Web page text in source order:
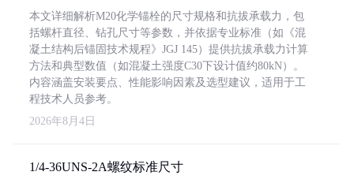
本文详细解析M20化学锚栓的尺寸规格和抗拔承载力，包
括螺杆直径、钻孔尺寸等参数，并依据专业标准（如《混
凝土结构后锚固技术规程》JGJ 145）提供抗拔承载力计算
方法和典型数值（如混凝土强度C30下设计值约80kN）。
内容涵盖安装要点、性能影响因素及选型建议，适用于工
程技术人员参考。
2026年8月4日
1/4-36UNS-2A螺纹标准尺寸